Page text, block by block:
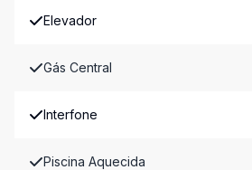
Elevador
Gás Central
Interfone
Piscina Aquecida